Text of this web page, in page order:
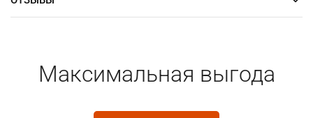
Максимальная выгода